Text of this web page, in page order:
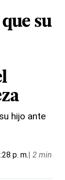
su
hijo ante
p. m.| 2 min